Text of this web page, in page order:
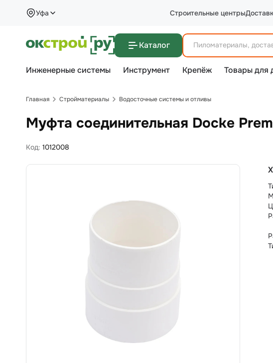
Уфа Строительные центры
Каталог
Инженерные системы Инструмент Крепёж Товары для
Главная Стройматериалы Водосточные системы и отливы
Муфта соединительная Docke
Код: 1012008